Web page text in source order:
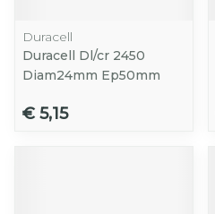
Duracell
Duracell Dl/cr 2450
Diam24mm Ep50mm
€ 5,15